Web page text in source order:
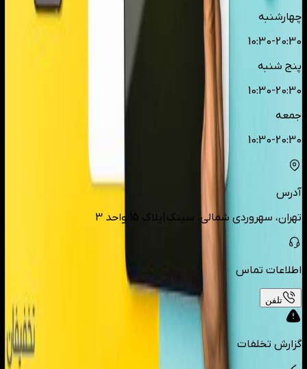
چهارشنبه
10:30-20:30
پنج شنبه
10:30-20:30
جمعه
10:30-20:30
آدرس
تهران، سهروردی شمالی، سینک|پلاک 15 واحد 3
اطلاعات تماس
تلفن
گزارش تخلفات